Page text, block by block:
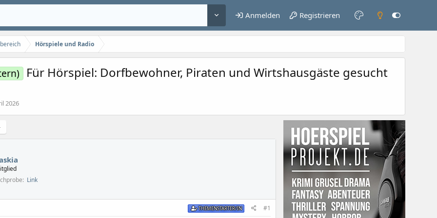
Anmelden Registrieren
Hörspiele und Radio
Für Hörspiel: Dorfbewohner, Piraten und Wirtshausgäste gesucht
2026
Link
THEMENSTARTER/IN #1